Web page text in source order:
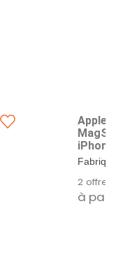
Apple
la...
2 offres
à